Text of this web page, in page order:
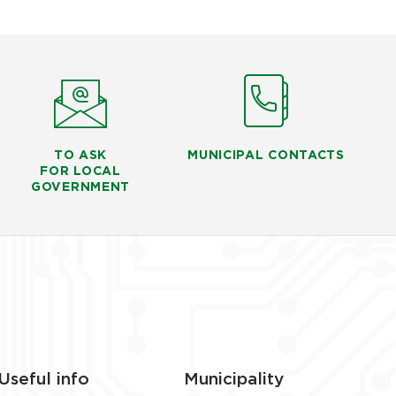
TO ASK
FOR LOCAL
GOVERNMENT
MUNICIPAL CONTACTS
info Municipality